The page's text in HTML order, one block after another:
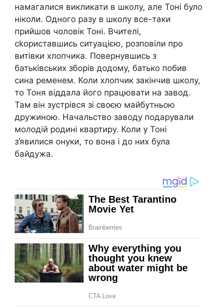
намагалися викликати в школу, але Тоні було
ніколи. Одного разу в школу все-таки
прийшов чоловік Тоні. Вчителі,
сkориставшись ситуацією, розповіли про
витівки хлопчика. Повернувшись з
батьківських зборів додому, батько побив
сина ременем. Коли хлопчик закінчив школу,
то Тоня віддала його працювати на завод.
Там він зустрівся зі своєю майбутньою
дружиною. Начальство заводу подарували
молодій родині квартиру. Коли у Тоні
з’явилися онуки, то вона і до них була
байдужа.